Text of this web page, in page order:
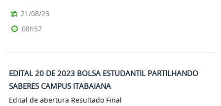
21/08/23
08h57
EDITAL 20 DE 2023 BOLSA ESTUDANTIL PARTILHANDO
SABERES CAMPUS ITABAIANA
Edital de abertura Resultado Final